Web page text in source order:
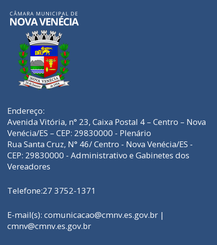
Endereço:
Avenida Vitória, n° 23, Caixa Postal 4 – Centro – Nova
Venécia/ES – CEP: 29830000 - Plenário
Rua Santa Cruz, N° 46/ Centro - Nova Venécia/ES -
CEP: 29830000 - Administrativo e Gabinetes dos
Vereadores
Telefone:27 3752-1371
E-mail(s): comunicacao@cmnv.es.gov.br |
cmnv@cmnv.es.gov.br